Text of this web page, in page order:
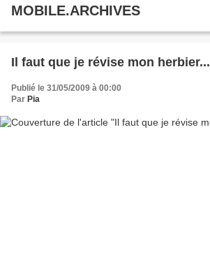
MOBILE.ARCHIVES
Il faut que je révise mon herbier...
Publié le 31/05/2009 à 00:00
Par Pia